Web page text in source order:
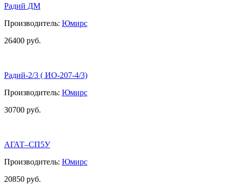
Радий ДМ
Производитель: Юмирс
26400 руб.
Радий-2/3 ( ИО-207-4/3)
Производитель: Юмирс
30700 руб.
АГАТ–СП5У
Производитель: Юмирс
20850 руб.